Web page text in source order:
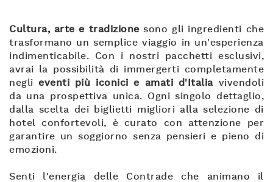
Cultura, arte e tradizione sono gli ingredienti che
trasformano un semplice viaggio in un'esperienza
indimenticabile. Con i nostri pacchetti esclusivi,
avrai la possibilità di immergerti completamente
neglieventi più iconici e amati d'Italiavivendoli
da una prospettiva unica. Ogni singolo dettaglio,
dalla scelta dei biglietti migliori alla selezione di
hotel confortevoli, è curato con attenzione per
garantire un soggiorno senza pensieri e pieno di
emozioni.
Senti l'energia delle Contrade che animano il